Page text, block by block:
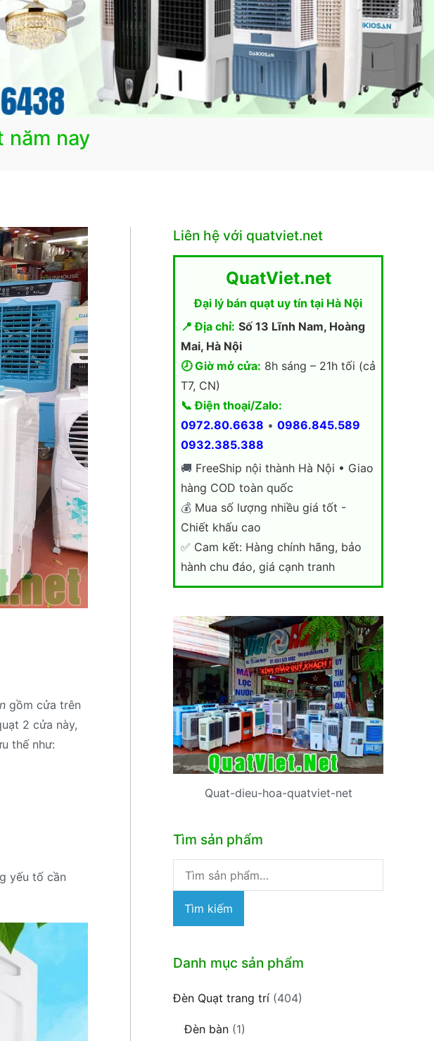
năm nay
gồm cửa trên
2 cửa này,
thế như:
yếu tố cần
Liên hệ với quatviet.net
QuatViet.net
Đại lý bán quạt uy tín tại Hà Nội
📍 Địa chỉ: Số 13 Lĩnh Nam, Hoàng
Mai, Hà Nội
🕗 Giờ mở cửa: 8h sáng – 21h tối (cả
T7, CN)
📞 Điện thoại/Zalo:
0972.80.6638 • 0986.845.589
0932.385.388
🚚 FreeShip nội thành Hà Nội • Giao
hàng COD toàn quốc
💰 Mua số lượng nhiều giá tốt -
Chiết khấu cao
✅ Cam kết: Hàng chính hãng, bảo
hành chu đáo, giá cạnh tranh
Quat-dieu-hoa-quatviet-net
Tìm sản phẩm
Tìm
kiếm:
Tìm kiếm
Danh mục sản phẩm
Đèn Quạt trang trí (404)
Đèn bàn (1)